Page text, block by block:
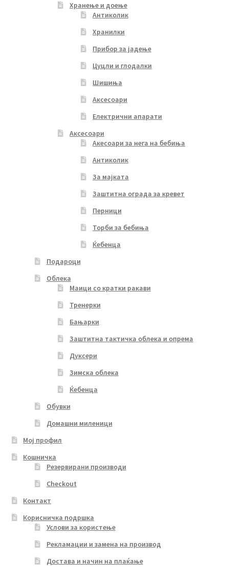
Хранење и доење
Антиколик
Хранилки
Прибор за јадење
Цуцли и глодалки
Шишиња
Аксесоари
Електрични апарати
Аксесоари
Акесоари за нега на бебиња
Антиколик
За мајката
Заштитна ограда за кревет
Перници
Торби за бебиња
Ќебенца
Подароци
Облека
Маици со кратки ракави
Тренерки
Бањарки
Заштитна тактичка облека и опрема
Дуксери
Зимска облека
Ќебенца
Обувки
Домашни миленици
Мој профил
Кошничка
Резервирани производи
Checkout
Контакт
Корисничка подршка
Услови за користење
Рекламации и замена на производ
Достава и начин на плаќање